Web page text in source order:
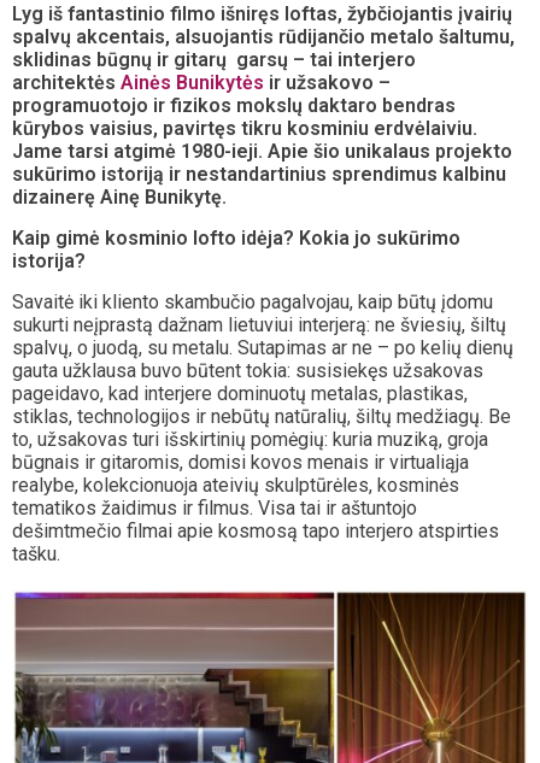
Lyg iš fantastinio filmo išniręs loftas, žybčiojantis įvairių
spalvų akcentais, alsuojantis rūdijančio metalo šaltumu,
sklidinas būgnų ir gitarų garsų – tai interjero
architektės Ainės Bunikytės ir užsakovo –
programuotojo ir fizikos mokslų daktaro bendras
kūrybos vaisius, pavirtęs tikru kosminiu erdvėlaiviu.
Jame tarsi atgimė 1980-ieji. Apie šio unikalaus projekto
sukūrimo istoriją ir nestandartinius sprendimus kalbinu
dizainerę Ainę Bunikytę.
Kaip gimė kosminio lofto idėja? Kokia jo sukūrimo
istorija?
Savaitė iki kliento skambučio pagalvojau, kaip būtų įdomu
sukurti neįprastą dažnam lietuviui interjerą: ne šviesių, šiltų
spalvų, o juodą, su metalu. Sutapimas ar ne – po kelių dienų
gauta užklausa buvo būtent tokia: susisiekęs užsakovas
pageidavo, kad interjere dominuotų metalas, plastikas,
stiklas, technologijos ir nebūtų natūralių, šiltų medžiagų. Be
to, užsakovas turi išskirtinių pomėgių: kuria muziką, groja
būgnais ir gitaromis, domisi kovos menais ir virtualiąja
realybe, kolekcionuoja ateivių skulptūrėles, kosminės
tematikos žaidimus ir filmus. Visa tai ir aštuntojo
dešimtmečio filmai apie kosmosą tapo interjero atspirties
tašku.